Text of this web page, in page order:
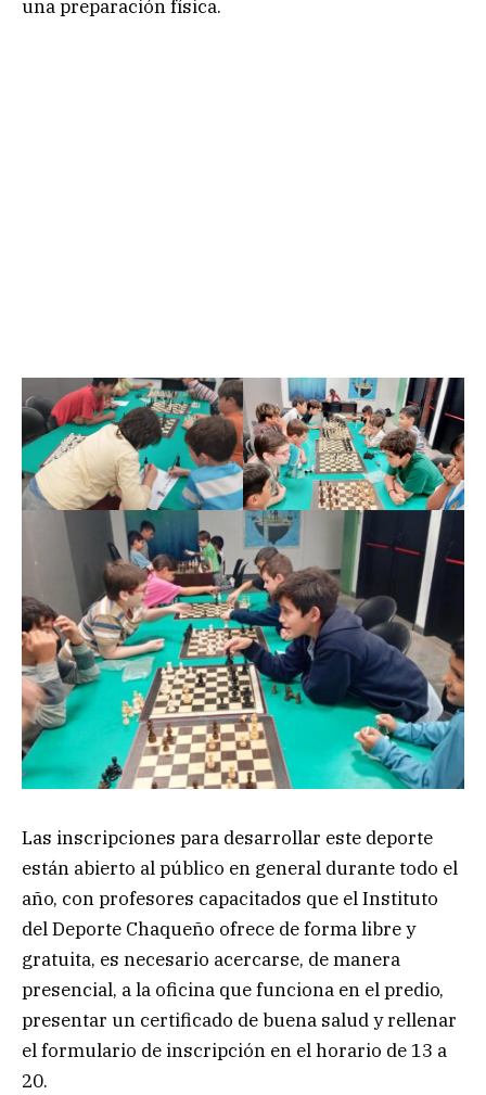
una preparación física.
Las inscripciones para desarrollar este deporte
están abierto al público en general durante todo el
año, con profesores capacitados que el Instituto
del Deporte Chaqueño ofrece de forma libre y
gratuita, es necesario acercarse, de manera
presencial, a la oficina que funciona en el predio,
presentar un certificado de buena salud y rellenar
el formulario de inscripción en el horario de 13 a
20.